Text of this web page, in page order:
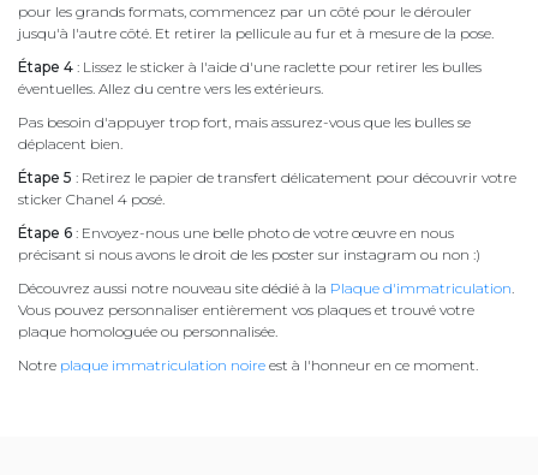
pour les grands formats, commencez par un côté pour le dérouler
jusqu'à l'autre côté. Et retirer la pellicule au fur et à mesure de la pose.
Étape 4 : Lissez le sticker à l'aide d'une raclette pour retirer les bulles
éventuelles. Allez du centre vers les extérieurs.
Pas besoin d'appuyer trop fort, mais assurez-vous que les bulles se
déplacent bien.
Étape 5 : Retirez le papier de transfert délicatement pour découvrir votre
sticker Chanel 4 posé.
Étape 6 : Envoyez-nous une belle photo de votre œuvre en nous
précisant si nous avons le droit de les poster sur instagram ou non :)
Découvrez aussi notre nouveau site dédié à la Plaque d'immatriculation
Vous pouvez personnaliser entièrement vos plaques et trouvé votre
plaque homologuée ou personnalisée.
Notre plaque immatriculation noire est à l'honneur en ce moment.